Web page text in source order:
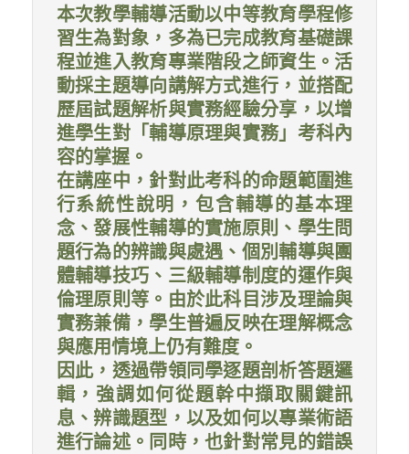
本次教學輔導活動以中等教育學程修
習生為對象，多為已完成教育基礎課
程並進入教育專業階段之師資生。活
動採主題導向講解方式進行，並搭配
歷屆試題解析與實務經驗分享，以增
進學生對「輔導原理與實務」考科內
容的掌握。
在講座中，針對此考科的命題範圍進
行系統性說明，包含輔導的基本理
念、發展性輔導的實施原則、學生問
題行為的辨識與處遇、個別輔導與團
體輔導技巧、三級輔導制度的運作與
倫理原則等。由於此科目涉及理論與
實務兼備，學生普遍反映在理解概念
與應用情境上仍有難度。
因此，透過帶領同學逐題剖析答題邏
輯，強調如何從題幹中擷取關鍵訊
息、辨識題型，以及如何以專業術語
進行論述。同時，也針對常見的錯誤